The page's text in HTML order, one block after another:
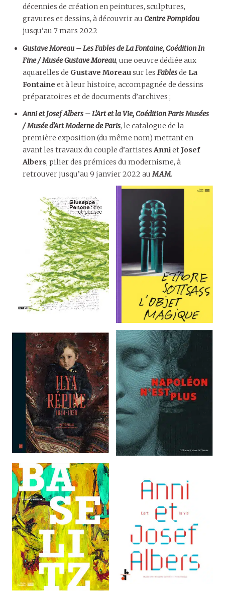
décennies de création en peintures, sculptures,
gravures et dessins, à découvrir au Centre Pompidou
jusqu’au 7 mars 2022
Gustave Moreau – Les Fables de La Fontaine, Coédition In
Fine / Musée Gustave Moreau, une oeuvre dédiée aux
aquarelles de Gustave Moreausur les Fablesde La
Fontaine et à leur histoire, accompagnée de dessins
préparatoires et de documents d’archives ;
Anni et Josef Albers – L’Art et la Vie, Coédition Paris Musées
/ Musée d’Art Moderne de Paris, le catalogue de la
première exposition (du même nom) mettant en
avant les travaux du couple d’artistesAnnietJosef
Albers, pilier des prémices du modernisme, à
retrouver jusqu’au 9 janvier 2022 auMAM.